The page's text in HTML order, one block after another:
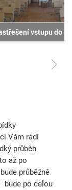
vstupu do
Vám rádi
průběh
až po
průběžně
bude po celou